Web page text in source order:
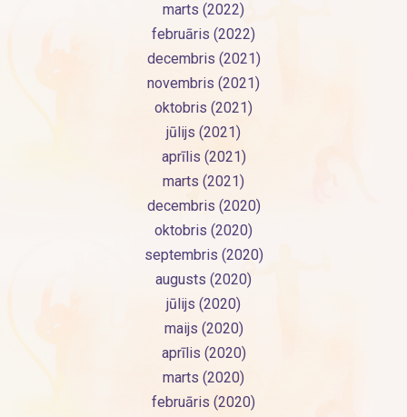
marts (2022)
februāris (2022)
decembris (2021)
novembris (2021)
oktobris (2021)
jūlijs (2021)
aprīlis (2021)
marts (2021)
decembris (2020)
oktobris (2020)
septembris (2020)
augusts (2020)
jūlijs (2020)
maijs (2020)
aprīlis (2020)
marts (2020)
februāris (2020)